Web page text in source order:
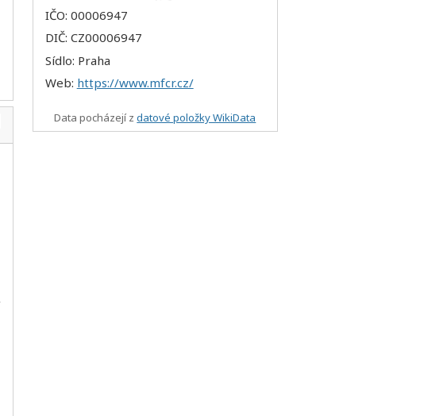
IČO: 00006947
DIČ: CZ00006947
Sídlo: Praha
Web: https://www.mfcr.cz/
Data pocházejí zdatové položky WikiData